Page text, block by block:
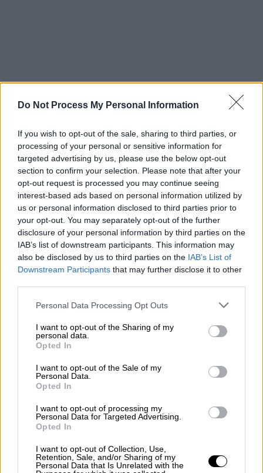
Do Not Process My Personal Information
If you wish to opt-out of the sale, sharing to third parties, or
processing of your personal or sensitive information for
targeted advertising by us, please use the below opt-out
section to confirm your selection. Please note that after your
opt-out request is processed you may continue seeing
interest-based ads based on personal information utilized by
us or personal information disclosed to third parties prior to
your opt-out. You may separately opt-out of the further
disclosure of your personal information by third parties on the
IAB’s list of downstream participants. This information may
also be disclosed by us to third parties on the IAB’s List of
Downstream Participants that may further disclose it to other
Please note that this website/app uses one or more Google
not limited to your visit or usage behaviour. You may click to
grant or deny consent to Google and its third-party tags to
use your data for below specified purposes in below Google
consent section.
Personal Data Processing Opt Outs
I want to opt-out of the Sharing of my
personal data.
Opted In
I want to opt-out of the Sale of my
Personal Data.
Opted In
I want to opt-out of processing my
Personal Data for Targeted Advertising.
Opted In
I want to opt-out of Collection, Use,
Retention, Sale, and/or Sharing of my
Personal Data that Is Unrelated with the
και πρόεδρος των
ΧριστιανοδημοκρατώνΆλντο Μόρο
απήχθηαπό μέλη της ακροαριστερής
εξτρεμιστικής ομάδας των Ερυθρών
Ταξιαρχιών, οι οποίοι ζητούσαν την
απελευθέρωσή κρατουμένων. Περίπου
δύο μήνες αργότερα, βρέθηκε νεκρός
στο πορτπαγκάζ αυτοκινήτου.
Το 1986 ένοπλος πυροβόλησε θανάσιμα
τονΣουηδό Πρωθυπουργό Ούλωφ
Πάλμε, την ώρα που επέστρεφε μαζί με
τη σύζυγο του και τον γιο τους από τον
βασικός ύποπτος ο γραφίστας
Στιγκ
Ένγκστρεμ.
κατηγορίες σε βάρος του, διότι
αυτοκτόνησε το 2000.
βόμβα στο ξενοδοχείο που διεξαγόταν
το συνέδριο των Συντηρητικών της
Βρετανίας. Η πρωθυπουργός
Μάργκαρετ Θάτσερ γλίτωσε, καθώς η